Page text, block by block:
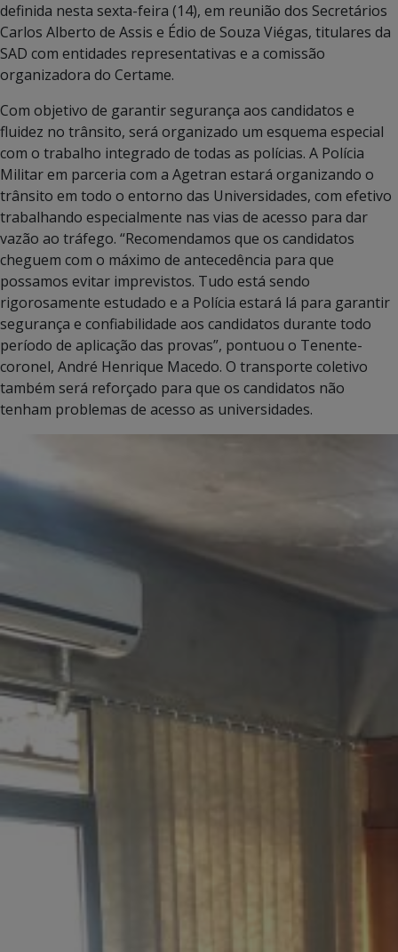
definida nesta sexta-feira (14), em reunião dos Secretários
Carlos Alberto de Assis e Édio de Souza Viégas, titulares da
SAD com entidades representativas e a comissão
organizadora do Certame.
Com objetivo de garantir segurança aos candidatos e
fluidez no trânsito, será organizado um esquema especial
com o trabalho integrado de todas as polícias. A Polícia
Militar em parceria com a Agetran estará organizando o
trânsito em todo o entorno das Universidades, com efetivo
trabalhando especialmente nas vias de acesso para dar
vazão ao tráfego. “Recomendamos que os candidatos
cheguem com o máximo de antecedência para que
possamos evitar imprevistos. Tudo está sendo
rigorosamente estudado e a Polícia estará lá para garantir
segurança e confiabilidade aos candidatos durante todo
período de aplicação das provas”, pontuou o Tenente-
coronel, André Henrique Macedo. O transporte coletivo
também será reforçado para que os candidatos não
tenham problemas de acesso as universidades.